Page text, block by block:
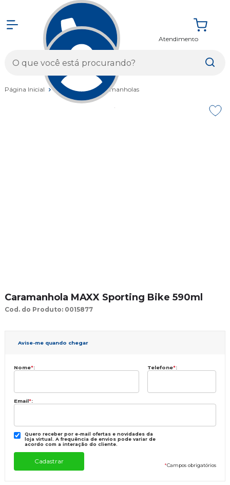
Atendimento
Página Inicial Acessórios Caramanholas
Caramanhola MAXX Sporting Bike 590ml
Cod. do Produto: 0015877
Avise-me quando chegar
Nome*: Telefone*:
Email*:
Quero receber por e-mail ofertas e novidades da
loja virtual. A frequência de envios pode variar de
acordo com a interação do cliente.
*Campos obrigatórios